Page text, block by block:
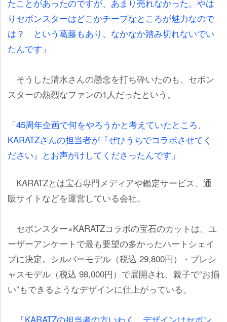
たことがあったのですが、あまり売れなかった。やは
りセボンスターはどこかチープなところが魅力なので
は？ という葛藤もあり、なかなか踏み切れないでい
たんです」
そうした清水さんの懸念を打ち砕いたのも、セボン
スターの熱烈なファンの1人だったという。
「45周年企画で何をやろうかと考えていたところ、
KARATZさんの担当者が『ぜひうちでコラボさせてく
ださい』とお声がけしてくださったんです」
KARATZとは宝石専門メディアや鑑定サービス、通
販サイトなどを運営している会社。
セボンスター×KARATZコラボの宝石のカットは、ユ
ーザーアンケートで最も要望の多かったハートシェイ
プに決定。シルバーモデル（税込 29,800円）・プレシ
ャスモデル（税込 98,000円）で展開され、親子で“お揃
い”もできるようなデザインに仕上がっている。
「KARATZの担当者の方いわく、デザインはセボン